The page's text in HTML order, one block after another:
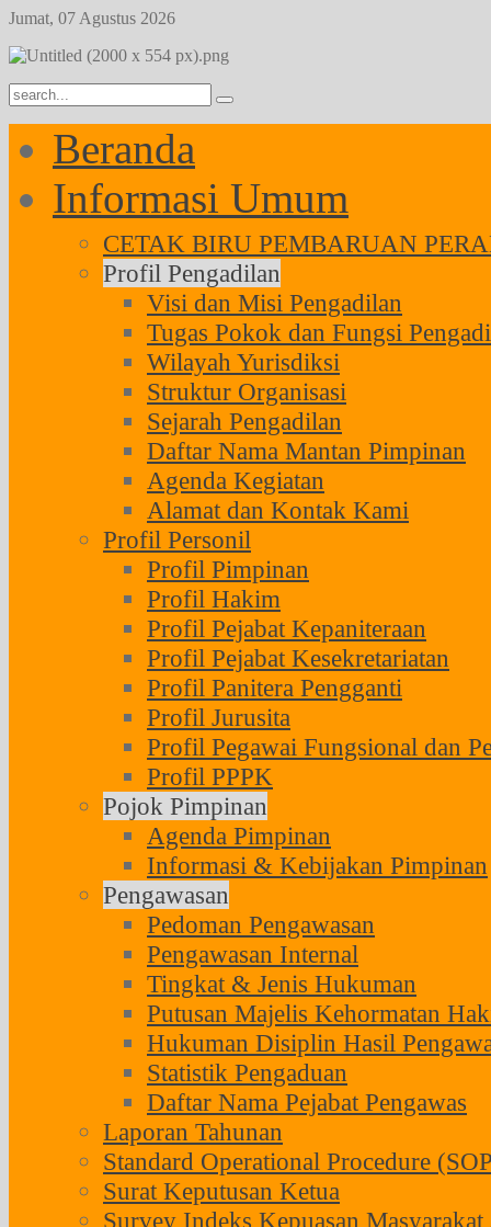
Jumat, 07 Agustus 2026
Beranda
Informasi Umum
CETAK BIRU PEMBARUAN
Profil Pengadilan
Visi dan Misi Pengadilan
Tugas Pokok dan Fungsi
Wilayah Yurisdiksi
Struktur Organisasi
Sejarah Pengadilan
Daftar Nama Mantan Pimpinan
Agenda Kegiatan
Alamat dan Kontak Kami
Profil Personil
Profil Pimpinan
Profil Hakim
Profil Pejabat Kepaniteraan
Profil Pejabat Kesekretariatan
Profil Panitera Pengganti
Profil Jurusita
Profil Pegawai Fungsional dan
Profil PPPK
Pojok Pimpinan
Agenda Pimpinan
Informasi & Kebijakan Pimpinan
Pengawasan
Pedoman Pengawasan
Pengawasan Internal
Tingkat & Jenis Hukuman
Putusan Majelis Kehormatan
Hukuman Disiplin Hasil
Statistik Pengaduan
Daftar Nama Pejabat Pengawas
Laporan Tahunan
Standard Operational Procedure
Surat Keputusan Ketua
Survey Indeks Kepuasan
Year
Month
Year
Month